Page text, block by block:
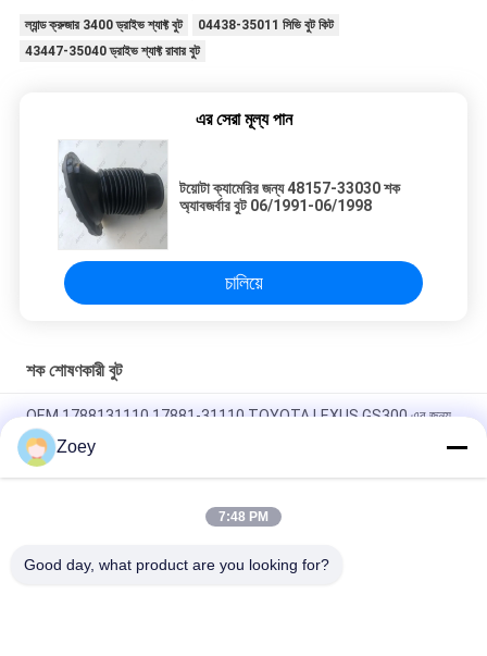
ল্যান্ড ক্রুজার 3400 ড্রাইভ শ্যাফ্ট বুট
04438-35011 সিভি বুট কিট
43447-35040 ড্রাইভ শ্যাফ্ট রাবার বুট
এর সেরা মূল্য পান
টয়োটা ক্যামেরির জন্য 48157-33030 শক
অ্যাবজর্বার বুট 06/1991-06/1998
চালিয়ে
শক শোষণকারী বুট
OEM 1788131110 17881-31110 TOYOTA LEXUS GS300 এর জন্য
এয়ার ইনটেক পাইপ টিউব
৪৫৫৩৫-২৮০২০ ৪৫৫৩৫-২৬০৩০ স্টিয়ারিং বুট টয়োটা লিটেস বাসের জন্য ১৯৯২-১৯৯৫
28323-AG000 MN156753 CV জয়েন্ট বুট জন্য MAZDA CX-7 ((ER)
Zoey
7:48 PM
Good day, what product are you looking for?